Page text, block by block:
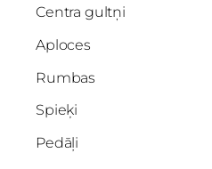
Centra gultņi
Aploces
Rumbas
Spieķi
Pedāļi